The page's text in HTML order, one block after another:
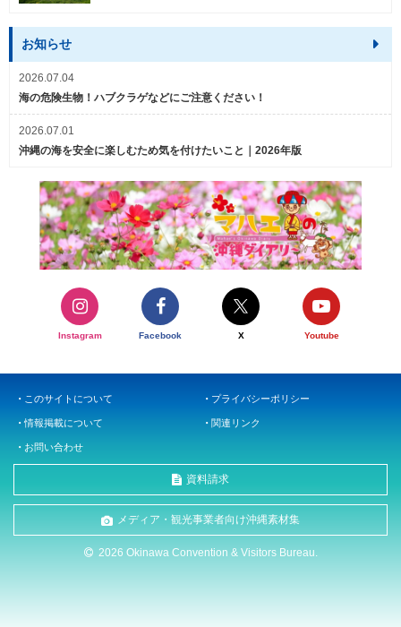
お知らせ
2026.07.04
海の危険生物！ハブクラゲなどにご注意ください！
2026.07.01
沖縄の海を安全に楽しむため気を付けたいこと｜2026年版
Instagram Facebook X Youtube
このサイトについて プライバシーポリシー
情報掲載について 関連リンク
お問い合わせ
資料請求
メディア・観光事業者向け沖縄素材集
2026 Okinawa Convention & Visitors Bureau.